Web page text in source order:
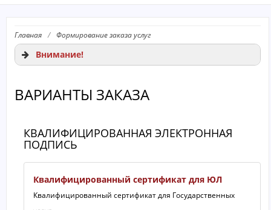
Главная / Формирование заказа услуг
Внимание!
ВАРИАНТЫ ЗАКАЗА
КВАЛИФИЦИРОВАННАЯ ЭЛЕКТРОННАЯ
ПОДПИСЬ
Квалифицированный сертификат для ЮЛ
Квалифицированный сертификат для Государственных